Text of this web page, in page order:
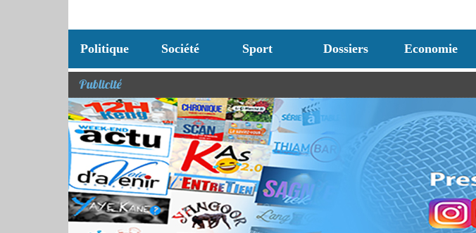
Politique Société Sport Dossiers Economie
Publicité